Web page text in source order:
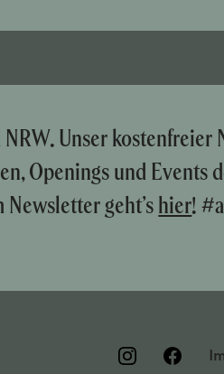
Unser kostenfreier
Openings und Events
geht’shier!